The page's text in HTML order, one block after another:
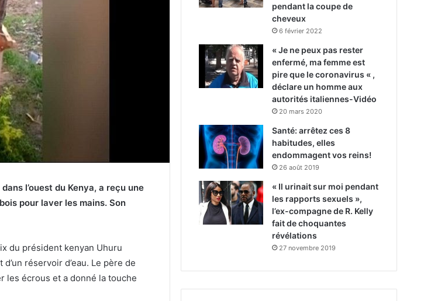
l’ouest du Kenya, a reçu une
pour laver les mains. Son
du président kenyan Uhuru
réservoir d’eau. Le père de
les écrous et a donné la touche
pendant la coupe de
cheveux
6 février 2022
« Je ne peux pas rester
enfermé, ma femme est
pire que le coronavirus « ,
déclare un homme aux
autorités italiennes-Vidéo
20 mars 2020
Santé: arrêtez ces 8
habitudes, elles
endommagent vos reins!
26 août 2019
« Il urinait sur moi pendant
les rapports sexuels »,
l’ex-compagne de R. Kelly
fait de choquantes
révélations
27 novembre 2019